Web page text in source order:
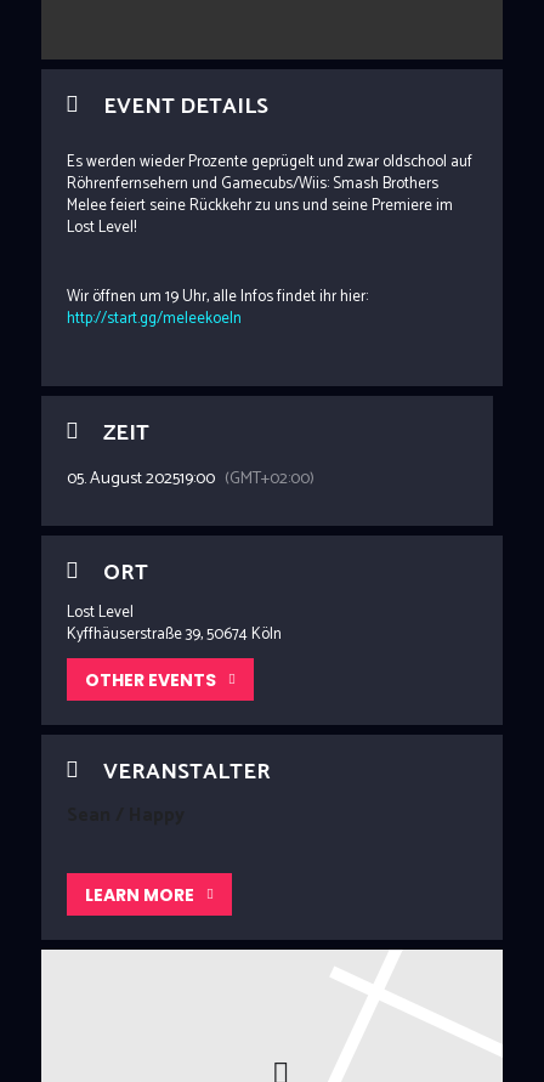
EVENT DETAILS
Es werden wieder Prozente geprügelt und zwar oldschool auf
Röhrenfernsehern und Gamecubs/Wiis: Smash Brothers
Melee feiert seine Rückkehr zu uns und seine Premiere im
Lost Level!
Wir öffnen um 19 Uhr, alle Infos findet ihr hier:
http://start.gg/meleekoeln
ZEIT
05. August 202519:00 (GMT+02:00)
ORT
Lost Level
Kyffhäuserstraße 39, 50674 Köln
OTHER EVENTS
VERANSTALTER
LEARN MORE